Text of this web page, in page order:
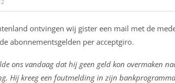
ontvingen wij gister een mail met de
abonnementsgelden per acceptgiro.
ons vandaag dat hij geen geld kon overmaken
Hij kreeg een foutmelding in zijn